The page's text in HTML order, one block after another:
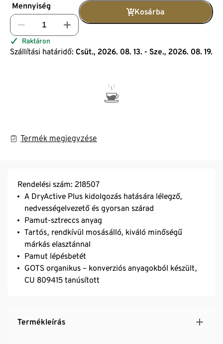
Mennyiség
Kosárba
Raktáron
Szállítási határidő: Csüt., 2026. 08. 13. - Sze., 2026. 08. 19.
Termék megjegyzése
Rendelési szám: 218507
A DryActive Plus kidolgozás hatására lélegző,
nedvességelvezető és gyorsan szárad
Pamut-sztreccs anyag
Tartós, rendkívül mosásálló, kiváló minőségű
márkás elasztánnal
Pamut lépésbetét
GOTS organikus – konverziós anyagokból készült,
CU 809415 tanúsított
Termékleírás